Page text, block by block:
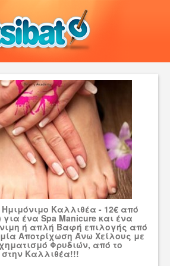
Ημιμόνιμo Καλλιθέα - 12€ από
για ένα Spa Manicure και ένα
ή απλή Βαφή επιλογής από
Αποτρίχωση Άνω Χείλους με
Φρυδιών, από το
στην Καλλιθέα!!!